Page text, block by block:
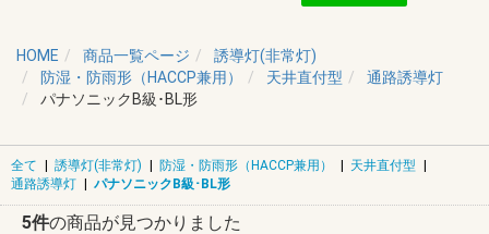
HOME 商品一覧ページ
誘導灯(非常灯)
防湿・防雨形（HACCP兼用）
天井直付型
通路誘導灯
パナソニックB級･BL形
全て | 誘導灯(非常灯) | 防湿・防雨形（HACCP兼用） | 天井直付型 |
通路誘導灯 | パナソニックB級･BL形
5件の商品が見つかりました